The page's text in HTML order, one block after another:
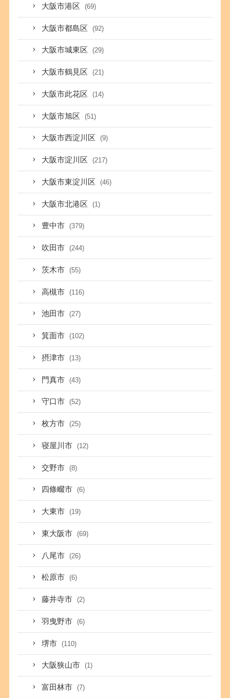
大阪市港区 (69)
大阪市都島区 (92)
大阪市城東区 (29)
大阪市鶴見区 (21)
大阪市此花区 (14)
大阪市旭区 (51)
大阪市西淀川区 (9)
大阪市淀川区 (217)
大阪市東淀川区 (46)
大阪市北港区 (1)
豊中市 (379)
吹田市 (244)
茨木市 (55)
高槻市 (116)
池田市 (27)
箕面市 (102)
摂津市 (13)
門真市 (43)
守口市 (52)
枚方市 (25)
寝屋川市 (12)
交野市 (8)
四條畷市 (6)
大東市 (19)
東大阪市 (69)
八尾市 (26)
松原市 (6)
藤井寺市 (2)
羽曳野市 (6)
堺市 (110)
大阪狭山市 (1)
富田林市 (7)